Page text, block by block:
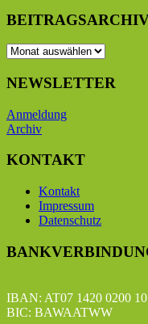
BEITRAGSARCHIV
NEWSLETTER
Anmeldung
Archiv
KONTAKT
Kontakt
Impressum
Datenschutz
IBAN: AT07 1420 0200
BIC: BAWAATWW